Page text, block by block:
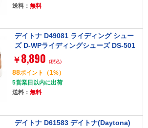
送料： 無料
デイトナ D49081 ライディング シュー
ズ D-WPライディングシューズ DS-501
ブラウン 24.0cm
￥ 8,890 (税込)
88ポイント （1%）
5営業日以内に出荷
送料： 無料
デイトナ D61583 デイトナ(Daytona)